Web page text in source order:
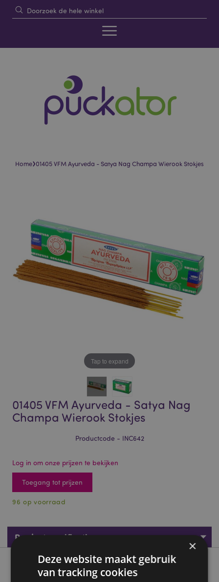
Home›01405 VFM Ayurveda - Satya Nag Champa Wierook Stokjes
images
gallery
images
gallery
Tap to expand
01405 VFM Ayurveda - Satya Nag
Champa Wierook Stokjes
Productcode - INC642
Log in om onze prijzen te bekijken
Toegang tot prijzen
96 op voorraad
Productspecificaties
Product beschrijving
×
Deze website maakt gebruik
van tracking cookies